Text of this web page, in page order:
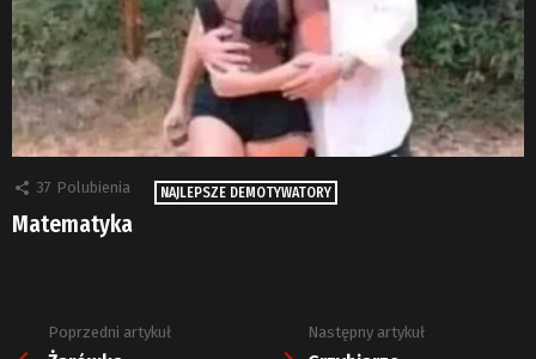
37 Polubienia NAJLEPSZE DEMOTYWATORY
Matematyka
ZobaczPoprzedni artykuł Następny artykuł